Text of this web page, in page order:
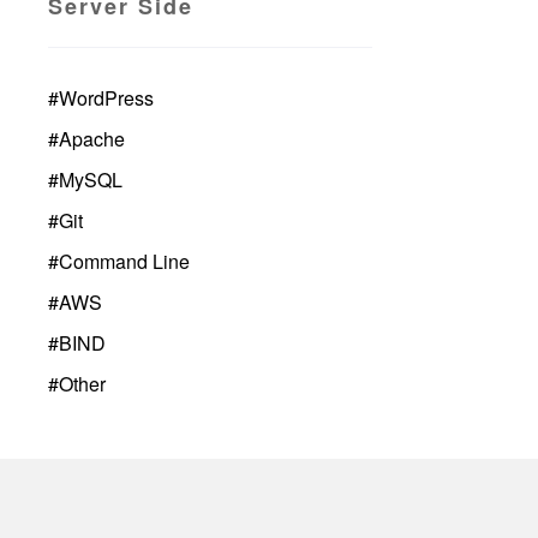
#WordPress
#Apache
#MySQL
#Git
#Command Line
#AWS
#BIND
#Other